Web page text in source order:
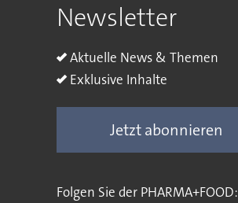
Newsletter
Aktuelle News & Themen
Exklusive Inhalte
Jetzt abonnieren
Folgen Sie der PHARMA+FOOD: